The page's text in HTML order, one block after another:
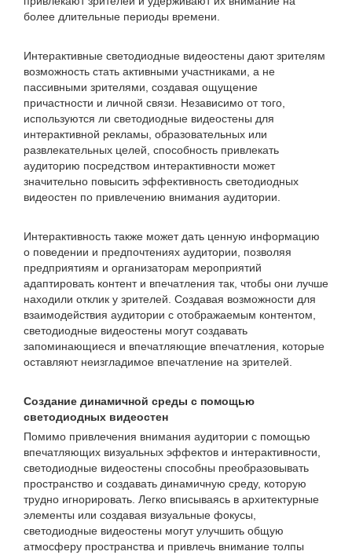
более длительные периоды времени.
Интерактивные светодиодные видеостены дают зрителям
возможность стать активными участниками, а не
пассивными зрителями, создавая ощущение
причастности и личной связи. Независимо от того,
используются ли светодиодные видеостены для
интерактивной рекламы, образовательных или
развлекательных целей, способность привлекать
аудиторию посредством интерактивности может
значительно повысить эффективность светодиодных
видеостен по привлечению внимания аудитории.
Интерактивность также может дать ценную информацию
о поведении и предпочтениях аудитории, позволяя
предприятиям и организаторам мероприятий
адаптировать контент и впечатления так, чтобы они лучше
находили отклик у зрителей. Создавая возможности для
взаимодействия аудитории с отображаемым контентом,
светодиодные видеостены могут создавать
запоминающиеся и впечатляющие впечатления, которые
оставляют неизгладимое впечатление на зрителей.
Создание динамичной среды с помощью
светодиодных видеостен
Помимо привлечения внимания аудитории с помощью
впечатляющих визуальных эффектов и интерактивности,
светодиодные видеостены способны преобразовывать
пространство и создавать динамичную среду, которую
трудно игнорировать. Легко вписываясь в архитектурные
элементы или создавая визуальные фокусы,
светодиодные видеостены могут улучшить общую
атмосферу пространства и привлечь внимание толпы